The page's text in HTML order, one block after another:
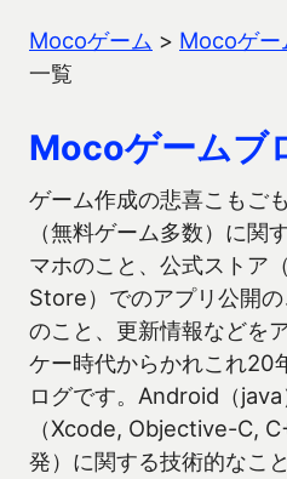
Mocoゲーム > Mocoゲー
一覧
Mocoゲームブ
ゲーム作成の悲喜こもご
（無料ゲーム多数）に関
マホのこと、公式ストア
Store）でのアプリ公開
のこと、更新情報などを
ケー時代からかれこれ20
ログです。Android（
（Xcode, Objective-C,
発）に関する技術的なこ